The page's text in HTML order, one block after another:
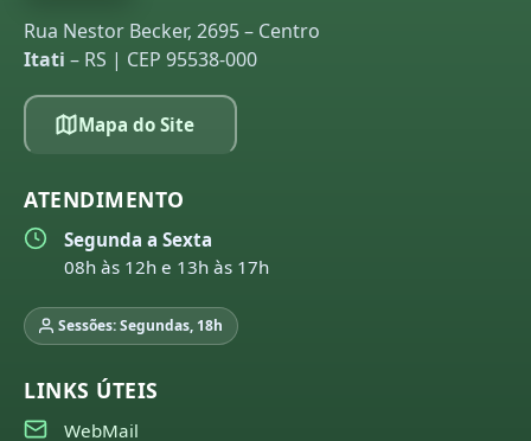
Rua Nestor Becker, 2695 – Centro
Itati – RS | CEP 95538-000
Mapa do Site
ATENDIMENTO
Segunda a Sexta
08h às 12h e 13h às 17h
Sessões: Segundas, 18h
LINKS ÚTEIS
WebMail